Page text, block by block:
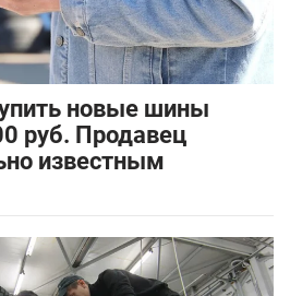
новые шины
руб. Продавец
известным